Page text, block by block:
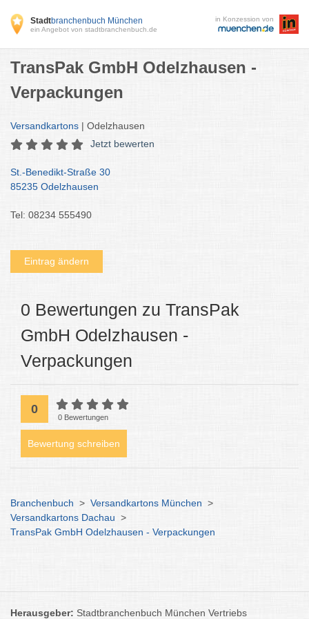
Stadtbranchenbuch München
ein Angebot von stadtbranchenbuch.de
in Konzession von
TransPak GmbH Odelzhausen -
Verpackungen
Versandkartons | Odelzhausen
Jetzt bewerten
St.-Benedikt-Straße 30
85235 Odelzhausen
Tel: 08234 555490
Eintrag ändern
0 Bewertungen zu TransPak
GmbH Odelzhausen -
Verpackungen
0
0 Bewertungen
Bewertung schreiben
Branchenbuch > Versandkartons München >
Versandkartons Dachau >
TransPak GmbH Odelzhausen - Verpackungen
Herausgeber: Stadtbranchenbuch München Vertriebs